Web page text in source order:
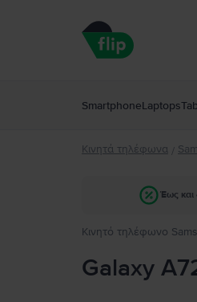
SmartphoneLaptops
Κινητά τηλέφωνα /
Έως και
Κινητό τηλέφωνο
Galaxy